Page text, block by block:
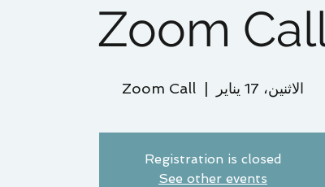
Zoom
الاثنين، 17 يناير Zoom Call
Registration is closed
See other events